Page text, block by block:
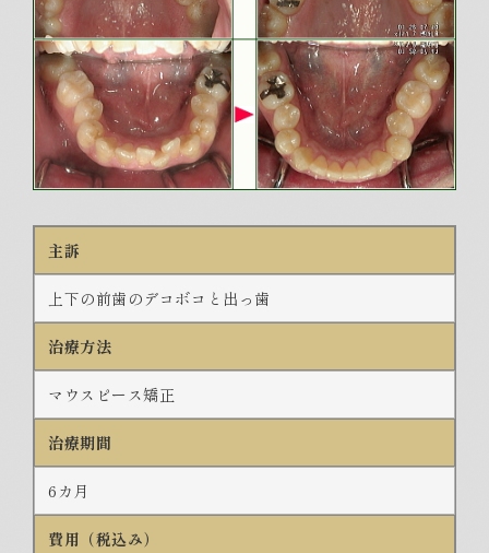
主訴
上下の前歯のデコボコと出っ歯
治療方法
マウスピース矯正
治療期間
6カ月
費用（税込み）